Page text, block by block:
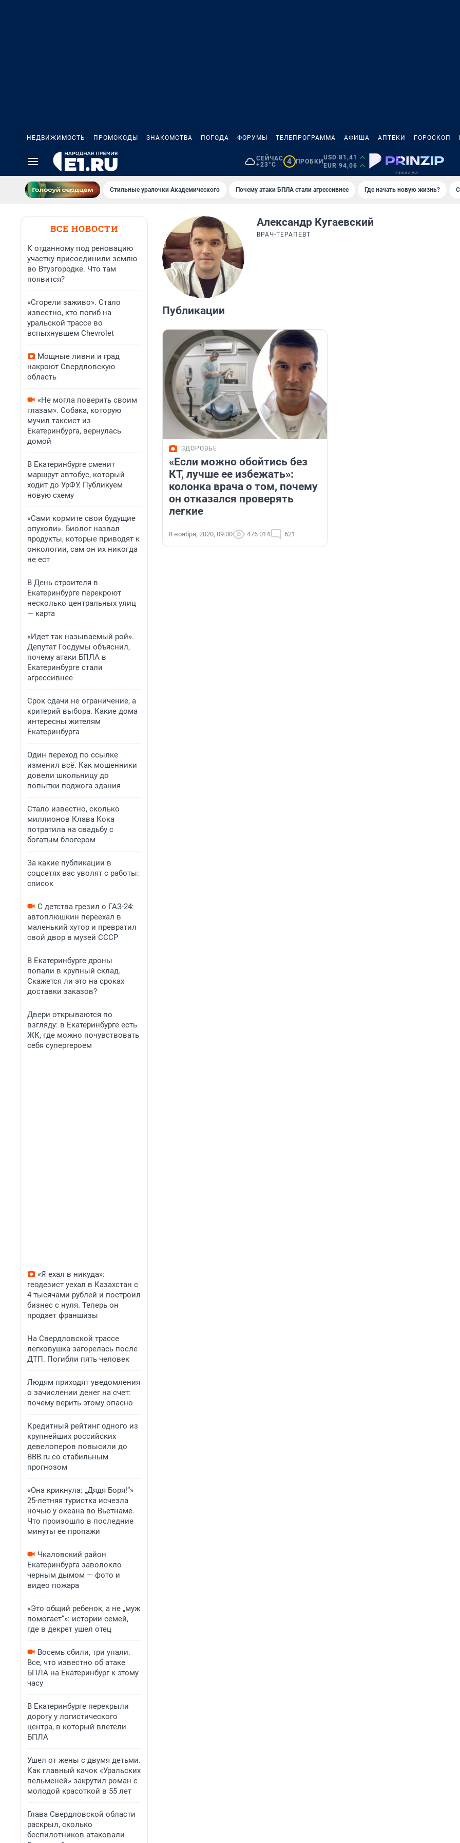
НЕДВИЖИМОСТЬ ПРОМОКОДЫ ЗНАКОМСТВА ПОГОДА ФОРУМЫ ТЕЛЕПРОГРАММА АФИША АПТЕКИ ГОРОСКОП
СЕЙЧАС
+23°C
4 ПРОБКИ
USD 81,41
EUR 94,06
Стильные уралочки Академического Почему атаки БПЛА стали агрессивнее Где начать новую жизнь?
ВСЕ НОВОСТИ
К отданному под реновацию
участку присоединили землю
во Втузгородке. Что там
появится?
«Сгорели заживо». Стало
известно, кто погиб на
уральской трассе во
вспыхнувшем Chevrolet
Мощные ливни и град
накроют Свердловскую
область
«Не могла поверить своим
глазам». Собака, которую
мучил таксист из
Екатеринбурга, вернулась
домой
В Екатеринбурге сменит
маршрут автобус, который
ходит до УрФУ. Публикуем
новую схему
«Сами кормите свои будущие
опухоли». Биолог назвал
продукты, которые приводят к
онкологии, сам он их никогда
не ест
В День строителя в
Екатеринбурге перекроют
несколько центральных улиц
— карта
«Идет так называемый рой».
Депутат Госдумы объяснил,
почему атаки БПЛА в
Екатеринбурге стали
агрессивнее
Срок сдачи не ограничение, а
критерий выбора. Какие дома
интересны жителям
Екатеринбурга
Один переход по ссылке
изменил всё. Как мошенники
довели школьницу до
попытки поджога здания
Стало известно, сколько
миллионов Клава Кока
потратила на свадьбу с
богатым блогером
За какие публикации в
соцсетях вас уволят с работы:
список
С детства грезил о ГАЗ-24:
автоплюшкин переехал в
маленький хутор и превратил
свой двор в музей СССР
В Екатеринбурге дроны
попали в крупный склад.
Скажется ли это на сроках
доставки заказов?
Двери открываются по
взгляду: в Екатеринбурге есть
ЖК, где можно почувствовать
себя супергероем
«Я ехал в никуда»:
геодезист уехал в Казахстан с
4 тысячами рублей и построил
бизнес с нуля. Теперь он
продает франшизы
На Свердловской трассе
легковушка загорелась после
ДТП. Погибли пять человек
Людям приходят уведомления
о зачислении денег на счет:
почему верить этому опасно
Кредитный рейтинг одного из
крупнейших российских
девелоперов повысили до
BBB.ru со стабильным
прогнозом
«Она крикнула: „Дядя Боря!“»
25-летняя туристка исчезла
ночью у океана во Вьетнаме.
Что произошло в последние
минуты ее пропажи
Чкаловский район
Екатеринбурга заволокло
черным дымом — фото и
видео пожара
«Это общий ребенок, а не „муж
помогает“»: истории семей,
где в декрет ушел отец
Восемь сбили, три упали.
Все, что известно об атаке
БПЛА на Екатеринбург к этому
часу
В Екатеринбурге перекрыли
дорогу у логистического
центра, в который влетели
БПЛА
Ушел от жены с двумя детьми.
Как главный качок «Уральских
пельменей» закрутил роман с
молодой красоткой в 55 лет
Глава Свердловской области
раскрыл, сколько
беспилотников атаковали
Александр Кугаевский
ВРАЧ-ТЕРАПЕВТ
Публикации
ЗДОРОВЬЕ
«Если можно обойтись без
КТ, лучше ее избежать»:
колонка врача о том, почему
он отказался проверять
легкие
8 ноября, 2020, 09:00 476 014 621